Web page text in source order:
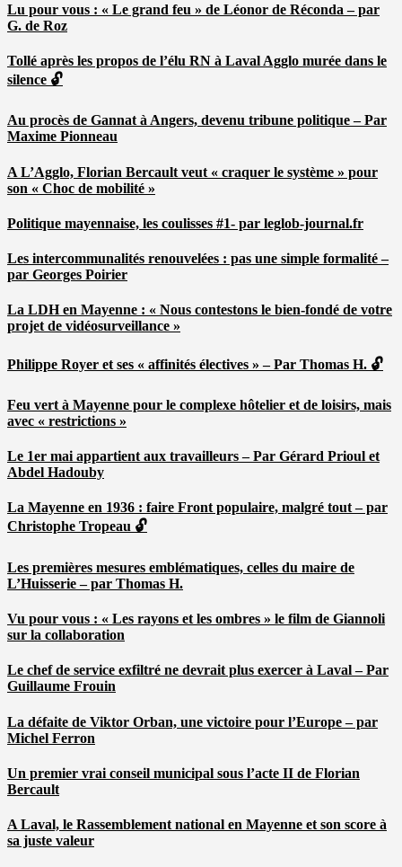
Lu pour vous : « Le grand feu » de Léonor de Réconda – par
G. de Roz
Tollé après les propos de l’élu RN à Laval Agglo murée dans le
silence 🔓
Au procès de Gannat à Angers, devenu tribune politique – Par
Maxime Pionneau
A L’Agglo, Florian Bercault veut « craquer le système » pour
son « Choc de mobilité »
Politique mayennaise, les coulisses #1- par leglob-journal.fr
Les intercommunalités renouvelées : pas une simple formalité –
par Georges Poirier
La LDH en Mayenne : « Nous contestons le bien-fondé de votre
projet de vidéosurveillance »
Philippe Royer et ses « affinités électives » – Par Thomas H. 🔓
Feu vert à Mayenne pour le complexe hôtelier et de loisirs, mais
avec « restrictions »
Le 1er mai appartient aux travailleurs – Par Gérard Prioul et
Abdel Hadouby
La Mayenne en 1936 : faire Front populaire, malgré tout – par
Christophe Tropeau 🔓
Les premières mesures emblématiques, celles du maire de
L’Huisserie – par Thomas H.
Vu pour vous : « Les rayons et les ombres » le film de Giannoli
sur la collaboration
Le chef de service exfiltré ne devrait plus exercer à Laval – Par
Guillaume Frouin
La défaite de Viktor Orban, une victoire pour l’Europe – par
Michel Ferron
Un premier vrai conseil municipal sous l’acte II de Florian
Bercault
A Laval, le Rassemblement national en Mayenne et son score à
sa juste valeur